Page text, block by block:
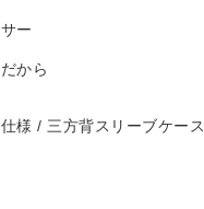
ー
から
様 / 三方背スリーブケース